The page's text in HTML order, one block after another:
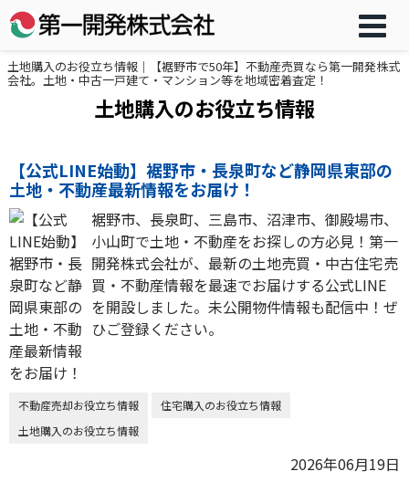
土地購入のお役立ち情報｜【裾野市で50年】不動産売買なら第一開発株式
会社。土地・中古一戸建て・マンション等を地域密着査定！
土地購入のお役立ち情報
【公式LINE始動】裾野市・長泉町など静岡県東部の
土地・不動産最新情報をお届け！
裾野市、長泉町、三島市、沼津市、御殿場市、
小山町で土地・不動産をお探しの方必見！第一
開発株式会社が、最新の土地売買・中古住宅売
買・不動産情報を最速でお届けする公式LINE
を開設しました。未公開物件情報も配信中！ぜ
ひご登録ください。
不動産売却お役立ち情報
住宅購入のお役立ち情報
土地購入のお役立ち情報
2026年06月19日